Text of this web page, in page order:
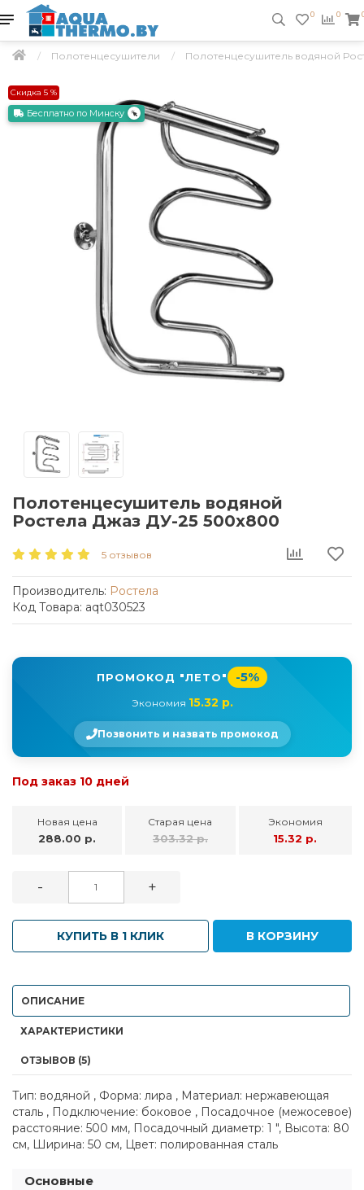
0 0
Полотенцесушители Полотенцесушитель водяной
Скидка 5 %
Бесплатно по Минску
Полотенцесушитель водяной
Ростела Джаз ДУ-25 500x800
5 отзывов
Производитель: Ростела
Код Товара: aqt030523
ПРОМОКОД "ЛЕТО" -5%
Экономия 15.32 р.
Позвонить и назвать промокод
Под заказ 10 дней
Новая цена
288.00 р.
Старая цена
303.32 р.
Экономия
15.32 р.
- +
КУПИТЬ В 1 КЛИК В КОРЗИНУ
ОПИСАНИЕ
ХАРАКТЕРИСТИКИ
ОТЗЫВОВ (5)
Тип: водяной , Форма: лира , Материал: нержавеющая
сталь , Подключение: боковое , Посадочное (межосевое)
расстояние: 500 мм, Посадочный диаметр: 1 ", Высота: 80
см, Ширина: 50 см, Цвет: полированная сталь
Основные